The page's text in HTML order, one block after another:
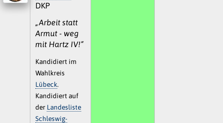
DKP
„Arbeit statt
Armut - weg
mit Hartz IV!“
Kandidiert im
Wahlkreis
Lübeck.
Kandidiert auf
der Landesliste
Schleswig-